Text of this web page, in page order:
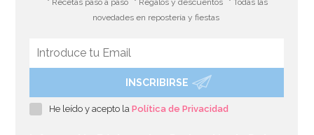
Centro de Mesa Muérdago 15 cm
* Recetas paso a paso * Regalos y descuentos
* Todas las
novedades en repostería y fiestas
INSCRIBIRSE
He leído y acepto laPolítica de Privacidad